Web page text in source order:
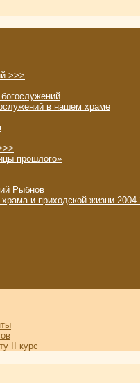
>>>
в нашем храме
прошлого»
Рыбнов
и приходской жизни
II курс